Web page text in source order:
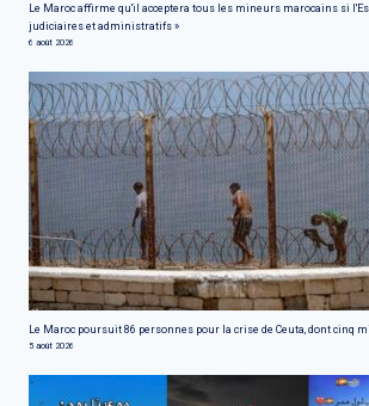
Le Maroc affirme qu'il acceptera tous les mineurs marocains si
judiciaires et administratifs »
6 août 2026
Le Maroc poursuit 86 personnes pour la crise de Ceuta, dont cinq
5 août 2026